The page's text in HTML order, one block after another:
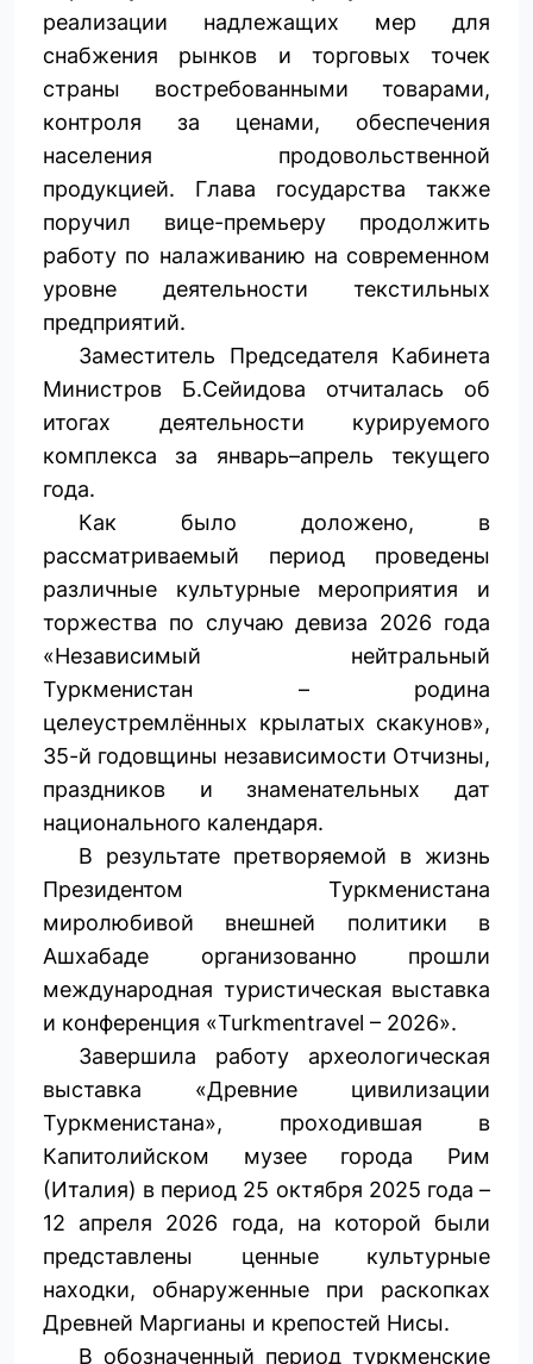
реализации надлежащих мер для
снабжения рынков и торговых точек
страны востребованными товарами,
контроля за ценами, обес­печения
населения продовольственной
продукцией. Глава государства также
поручил вице-премьеру продолжить
работу по налаживанию на современном
уровне деятельности текстильных
предприятий.
Заместитель Председателя Кабинета
Министров Б.Сейидова отчиталась об
итогах деятельности курируемого
комплекса за январь–апрель текущего
года.
Как было доложено, в
рассматриваемый период проведены
различные культурные мероприятия и
торжества по случаю девиза 2026 года
«Независимый нейтральный
Туркменистан – родина
целеустремлённых крылатых скакунов»,
35-й годовщины независимости Отчизны,
праздников и знаменательных дат
национального календаря.
В результате претворяемой в жизнь
Президентом Туркменистана
миролюбивой внешней политики в
Ашхабаде организованно прошли
международная туристическая выставка
и конференция «Turkmentravel – 2026».
Завершила работу археологическая
выставка «Древние цивилизации
Туркменистана», проходившая в
Капитолийском музее города Рим
(Италия) в период 25 октября 2025 года –
12 апреля 2026 года, на которой были
представлены ценные культурные
находки, обнаруженные при раскопках
Древней Маргианы и крепостей Нисы.
В обозначенный период туркменские